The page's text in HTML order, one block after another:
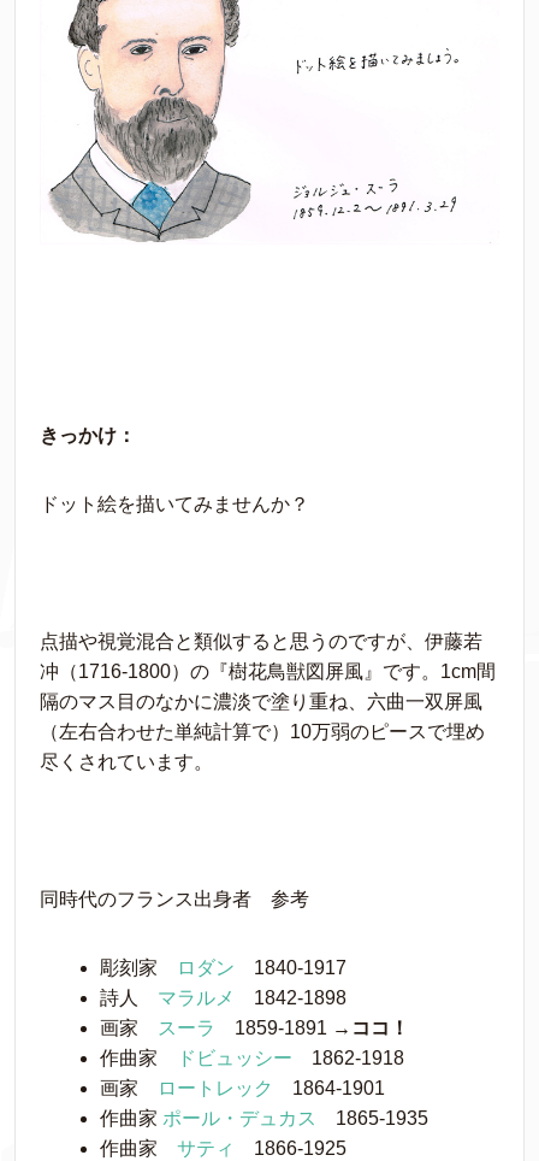
きっかけ：
ドット絵を描いてみませんか？
点描や視覚混合と類似すると思うのですが、伊藤若
冲（1716-1800）の『樹花鳥獣図屏風』です。1cm間
隔のマス目のなかに濃淡で塗り重ね、六曲一双屏風
（左右合わせた単純計算で）10万弱のピースで埋め
尽くされています。
同時代のフランス出身者 参考
彫刻家 ロダン 1840-1917
詩人 マラルメ
1842-1898
画家 スーラ 1859-1891 →ココ！
作曲家
ドビュッシー 1862-1918
画家
ロートレック
1864-1901
作曲家 ポール・デュカス
1865-1935
作曲家 サティ
1866-1925